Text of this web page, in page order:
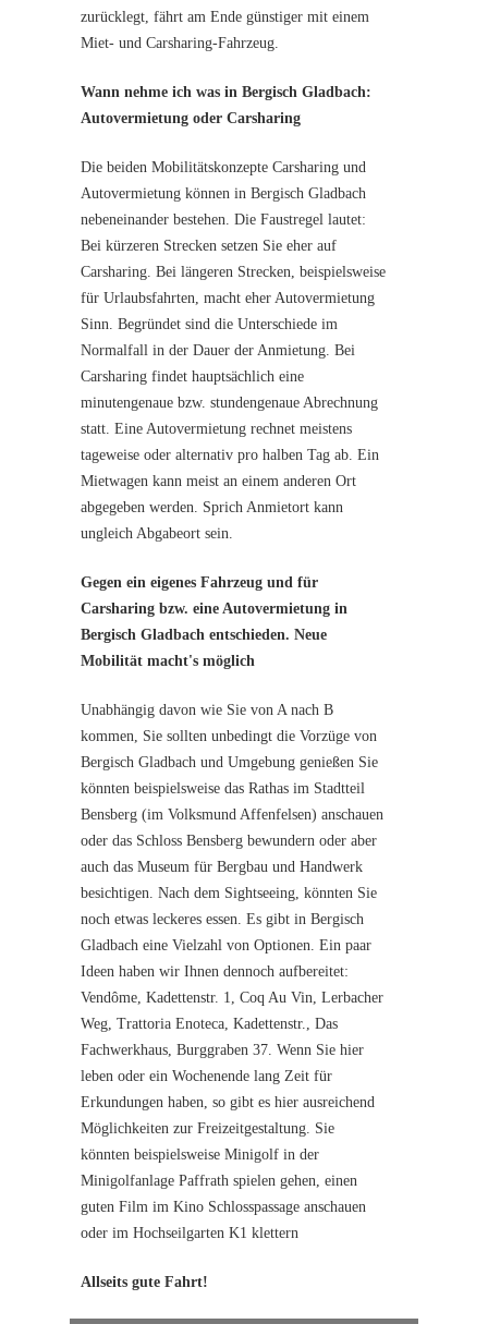
zurücklegt, fährt am Ende günstiger mit einem
Miet- und Carsharing-Fahrzeug.
Wann nehme ich was in Bergisch Gladbach:
Autovermietung oder Carsharing
Die beiden Mobilitätskonzepte Carsharing und
Autovermietung können in Bergisch Gladbach
nebeneinander bestehen. Die Faustregel lautet:
Bei kürzeren Strecken setzen Sie eher auf
Carsharing. Bei längeren Strecken, beispielsweise
für Urlaubsfahrten, macht eher Autovermietung
Sinn. Begründet sind die Unterschiede im
Normalfall in der Dauer der Anmietung. Bei
Carsharing findet hauptsächlich eine
minutengenaue bzw. stundengenaue Abrechnung
statt. Eine Autovermietung rechnet meistens
tageweise oder alternativ pro halben Tag ab. Ein
Mietwagen kann meist an einem anderen Ort
abgegeben werden. Sprich Anmietort kann
ungleich Abgabeort sein.
Gegen ein eigenes Fahrzeug und für
Carsharing bzw. eine Autovermietung in
Bergisch Gladbach entschieden. Neue
Mobilität macht's möglich
Unabhängig davon wie Sie von A nach B
kommen, Sie sollten unbedingt die Vorzüge von
Bergisch Gladbach und Umgebung genießen Sie
könnten beispielsweise das Rathas im Stadtteil
Bensberg (im Volksmund Affenfelsen) anschauen
oder das Schloss Bensberg bewundern oder aber
auch das Museum für Bergbau und Handwerk
besichtigen. Nach dem Sightseeing, könnten Sie
noch etwas leckeres essen. Es gibt in Bergisch
Gladbach eine Vielzahl von Optionen. Ein paar
Ideen haben wir Ihnen dennoch aufbereitet:
Vendôme, Kadettenstr. 1, Coq Au Vin, Lerbacher
Weg, Trattoria Enoteca, Kadettenstr., Das
Fachwerkhaus, Burggraben 37. Wenn Sie hier
leben oder ein Wochenende lang Zeit für
Erkundungen haben, so gibt es hier ausreichend
Möglichkeiten zur Freizeitgestaltung. Sie
könnten beispielsweise Minigolf in der
Minigolfanlage Paffrath spielen gehen, einen
guten Film im Kino Schlosspassage anschauen
oder im Hochseilgarten K1 klettern
Allseits gute Fahrt!